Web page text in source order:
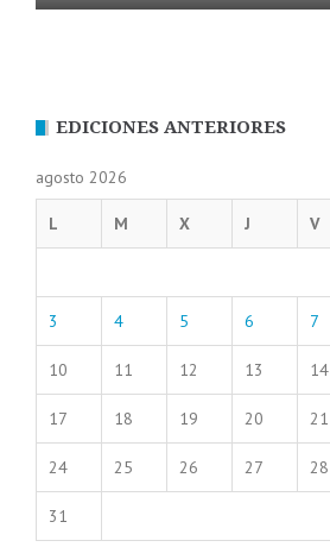
EDICIONES ANTERIORES
agosto 2026
L M X J V
3 4 5 6 7
10 11 12 13 14
17 18 19 20 21
24 25 26 27 28
31